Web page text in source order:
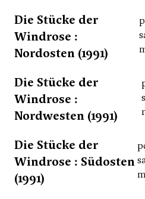
Die Stücke der
Windrose :
Nordosten (1991)
Die Stücke der
Windrose :
Nordwesten (1991)
Die Stücke der
Windrose : Südosten
(1991)